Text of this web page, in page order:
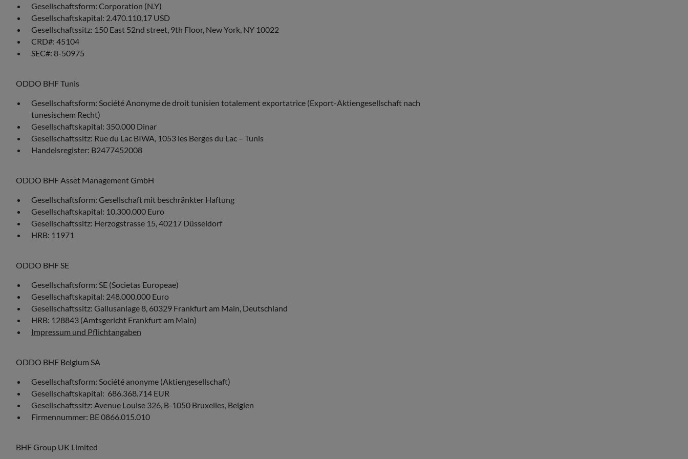
Gesellschaftsform: Corporation (N.Y)
Gesellschaftskapital: 2.470.110,17 USD
Gesellschaftssitz: 150 East 52nd street, 9th Floor, New York, NY 10022
CRD#: 45104
SEC#: 8-50975
ODDO BHF Tunis
Gesellschaftsform: Société Anonyme de droit tunisien totalement exportatrice (Export-Aktiengesellschaft nach
tunesischem Recht)
Gesellschaftskapital: 350.000 Dinar
Gesellschaftssitz: Rue du Lac BIWA, 1053 les Berges du Lac – Tunis
Handelsregister: B2477452008
ODDO BHF Asset Management GmbH
Gesellschaftsform: Gesellschaft mit beschränkter Haftung
Gesellschaftskapital: 10.300.000 Euro
Gesellschaftssitz: Herzogstrasse 15, 40217 Düsseldorf
HRB: 11971
ODDO BHF SE
Gesellschaftsform: SE (Societas Europeae)
Gesellschaftskapital: 248.000.000 Euro
Gesellschaftssitz: Gallusanlage 8, 60329 Frankfurt am Main, Deutschland
HRB: 128843 (Amtsgericht Frankfurt am Main)
Impressum und Pflichtangaben
ODDO BHF Belgium SA
Gesellschaftsform: Société anonyme (Aktiengesellschaft)
Gesellschaftskapital: 686.368.714 EUR
Gesellschaftssitz: Avenue Louise 326, B-1050 Bruxelles, Belgien
Firmennummer: BE 0866.015.010
BHF Group UK Limited